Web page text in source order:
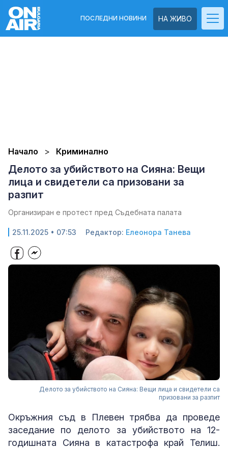
НА ЖИВО
ПОСЛЕДНИ НОВИНИ
Начало Криминално
Делото за убийството на Сияна: Вещи
лица и свидетели са призовани за
разпит
Организиран е протест пред Съдебната палата
25.11.2025 • 07:53 Редактор: Елеонора Танева
Делото за убийството на Сияна: Вещи лица и свидетели са
призовани за разпит
Окръжния съд в Плевен трябва да проведе
заседание по делото за убийството на 12-
годишната Сияна в катастрофа край Телиш.